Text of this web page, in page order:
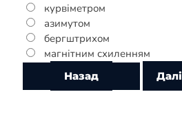
курвіметром
азимутом
бергштрихом
магнітним схиленням